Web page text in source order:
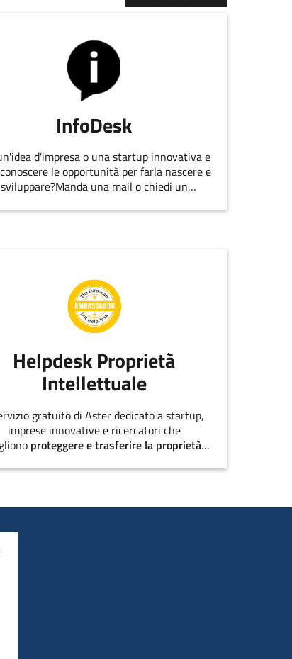
InfoDesk
d'impresa o una startup innovativa e
le opportunità per farla nascere e
sviluppare?Manda una mail o chiedi un
EmiliaRomagnaStartUp.
Helpdesk Proprietà
Intellettuale
gratuito di Aster dedicato a startup,
imprese innovative e ricercatori che
proteggere e trasferire la proprietà